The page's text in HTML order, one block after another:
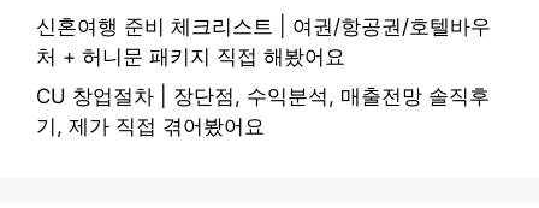
신혼여행 준비 체크리스트 | 여권/항공권/호텔바우
처 + 허니문 패키지 직접 해봤어요
CU 창업절차 | 장단점, 수익분석, 매출전망 솔직후
기, 제가 직접 겪어봤어요